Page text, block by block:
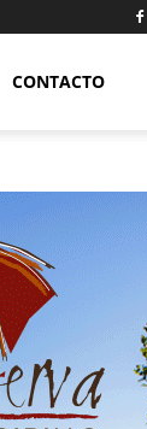
CONTACTO